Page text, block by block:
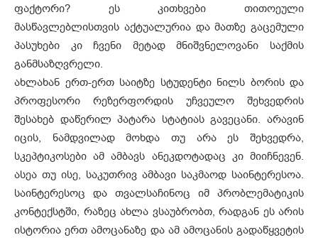
ფაქტორი? ეს კითხვები თითოეული
მასწავლებლისთვის აქტუალურია და მათზე გაცემული
პასუხები კი ჩვენი მეტად მნიშვნელოვანი საქმის
განმსაზღვრელი.
ახლახან ერთ-ერთ საიტზე სტუდენტი ნილს ბორის და
პროფესორი რეზერფორდის უჩვეულო შეხვედრის
შესახებ დაწერილ პატარა სტატიას გავეცანი. არავინ
იცის, ნამდვილად მოხდა თუ არა ეს შეხვედრა,
სკეპტიკოსები ამ ამბავს ანეკდოტადაც კი მიიჩნევენ.
ასეა თუ ისე, საკუთრივ ამბავი საკმაოდ საინტერესოა.
საინტერესოც და თვალსაჩინოც იმ პრობლემატიკის
კონტექსტში, რაზეც ახლა ვსაუბრობთ, რადგან ეს არის
ისტორია ერთ ამოცანაზე და ამ ამოცანის გადაწყვეტის